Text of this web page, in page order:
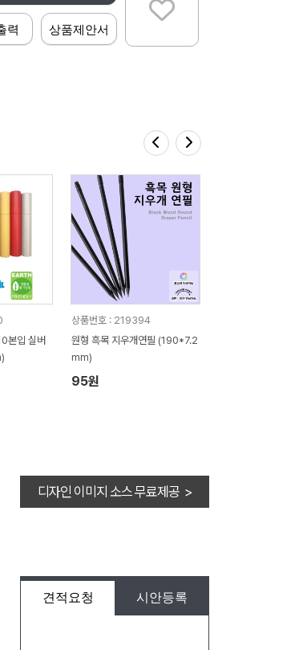
력 상품제안서
본입 실버
상품번호 : 219394
원형 흑목 지우개연필 (190*7.2
mm)
95원
디자인 이미지 소스 무료제공 >
견적요청 시안등록